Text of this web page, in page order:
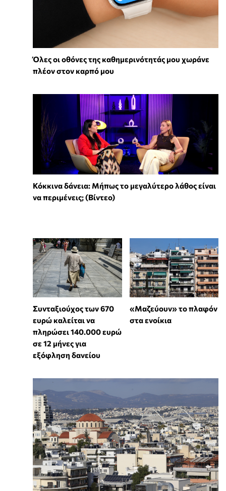
Όλες οι οθόνες της καθημερινότητάς μου χωράνε
πλέον στον καρπό μου
Κόκκινα δάνεια: Μήπως το μεγαλύτερο λάθος είναι
να περιμένεις; (Βίντεο)
Συνταξιούχος των 670
ευρώ καλείται να
πληρώσει 140.000 ευρώ
σε 12 μήνες για
εξόφληση δανείου
«Μαζεύουν» το πλαφόν
στα ενοίκια